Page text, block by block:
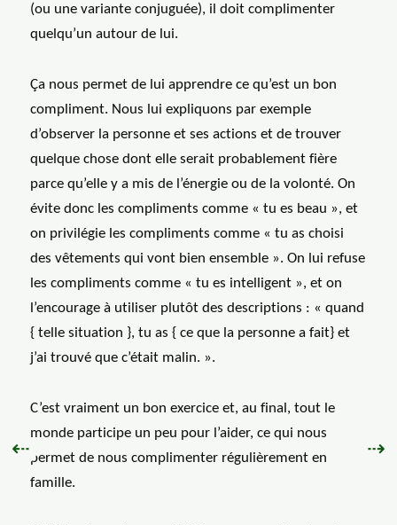
(ou une variante conjuguée), il doit complimenter
quelqu’un autour de lui.
Ça nous permet de lui apprendre ce qu’est un bon
compliment. Nous lui expliquons par exemple
d’observer la personne et ses actions et de trouver
quelque chose dont elle serait probablement fière
parce qu’elle y a mis de l’énergie ou de la volonté. On
évite donc les compliments comme « tu es beau », et
on privilégie les compliments comme « tu as choisi
des vêtements qui vont bien ensemble ». On lui refuse
les compliments comme « tu es intelligent », et on
l’encourage à utiliser plutôt des descriptions : « quand
{ telle situation }, tu as { ce que la personne a fait} et
j’ai trouvé que c’était malin. ».
C’est vraiment un bon exercice et, au final, tout le
monde participe un peu pour l’aider, ce qui nous
permet de nous complimenter régulièrement en
famille.
Précédent :
⇠ ⇢